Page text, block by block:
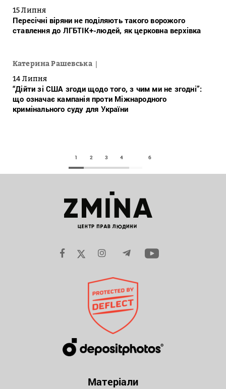
15 Липня
Пересічні віряни не поділяють такого ворожого
ставлення до ЛГБТІК+-людей, як церковна верхівка
Катерина Рашевська
14 Липня
“Дійти зі США згоди щодо того, з чим ми не згодні”:
що означає кампанія проти Міжнародного
кримінального суду для України
1 2 3 4 6
Матеріали